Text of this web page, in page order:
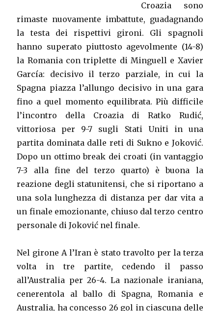
Croazia sono
rimaste nuovamente imbattute, guadagnando
la testa dei rispettivi gironi. Gli spagnoli
hanno superato piuttosto agevolmente (14-8)
la Romania con triplette di Minguell e Xavier
García: decisivo il terzo parziale, in cui la
Spagna piazza l’allungo decisivo in una gara
fino a quel momento equilibrata. Più difficile
l’incontro della Croazia di Ratko Rudić,
vittoriosa per 9-7 sugli Stati Uniti in una
partita dominata dalle reti di Sukno e Joković.
Dopo un ottimo break dei croati (in vantaggio
7-3 alla fine del terzo quarto) è buona la
reazione degli statunitensi, che si riportano a
una sola lunghezza di distanza per dar vita a
un finale emozionante, chiuso dal terzo centro
personale di Joković nel finale.
Nel girone A l’Iran è stato travolto per la terza
volta in tre partite, cedendo il passo
all’Australia per 26-4. La nazionale iraniana,
cenerentola al ballo di Spagna, Romania e
Australia, ha concesso 26 gol in ciascuna delle